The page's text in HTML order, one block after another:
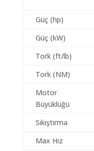
Güç (hp)
Güç (kW)
Tork (ft/lb)
Tork (NM)
Motor
Büyüklüğü
Sıkıştırma
Max Hız